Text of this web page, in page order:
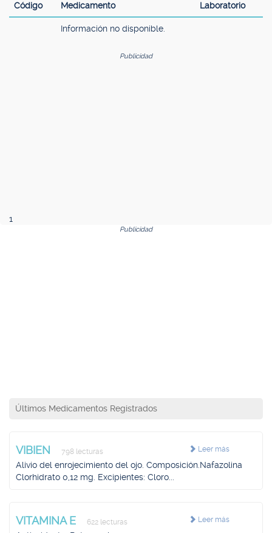
Código Medicamento Laboratorio
Información no disponible.
Publicidad
1
Publicidad
Últimos Medicamentos Registrados
Leer más
VIBIEN 798 lecturas
Alivio del enrojecimiento del ojo. Composición.Nafazolina
Clorhidrato 0,12 mg. Excipientes: Cloro...
Leer más
VITAMINA E 622 lecturas